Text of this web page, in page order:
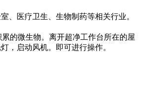
、医疗卫生、生物制药等相关行业。
的微生物。离开超净工作台所在的屋
，启动风机。即可进行操作。